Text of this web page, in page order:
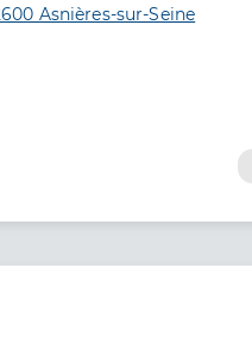
Asnières-sur-Seine
santé